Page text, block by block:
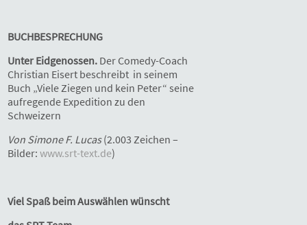
BUCHBESPRECHUNG
Unter Eidgenossen. Der Comedy-Coach
Christian Eisert beschreibt in seinem
Buch „Viele Ziegen und kein Peter“ seine
aufregende Expedition zu den
Schweizern
Von Simone F. Lucas(2.003 Zeichen –
Bilder: www.srt-text.de)
Viel Spaß beim Auswählen wünscht